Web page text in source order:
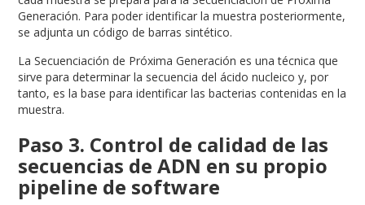
Generación. Para poder identificar la muestra posteriormente,
se adjunta un código de barras sintético.
La Secuenciación de Próxima Generación es una técnica que
sirve para determinar la secuencia del ácido nucleico y, por
tanto, es la base para identificar las bacterias contenidas en la
muestra.
Paso 3. Control de calidad de las
secuencias de ADN en su propio
pipeline de software